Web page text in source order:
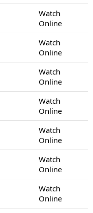
Watch
Online
Watch
Online
Watch
Online
Watch
Online
Watch
Online
Watch
Online
Watch
Online